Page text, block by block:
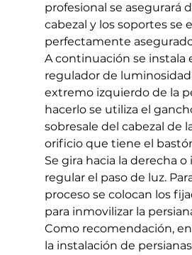
profesional se asegurará
cabezal y los soportes se
perfectamente
A continuación se instala
regulador de luminosidad
extremo izquierdo de la
hacerlo se utiliza el
sobresale del cabezal de
orificio que tiene el
Se gira hacia la derecha
regular el paso de luz.
proceso se colocan los
para inmovilizar la
Como recomendación,
la instalación de